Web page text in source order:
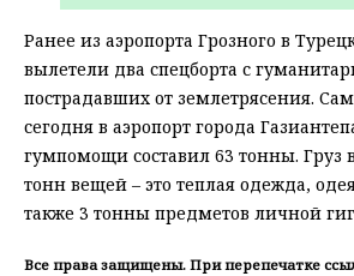
Ранее из аэропорта Грозного в
вылетели два спецборта с
пострадавших от землетрясения.
сегодня в аэропорт города
гумпомощи составил 63 тонны. Груз
тонн вещей – это теплая одежда,
также 3 тонны предметов личной
Все права защищены. При перепечатке